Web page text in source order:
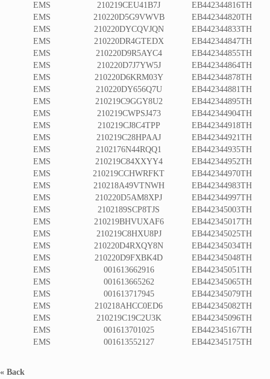
EMS
210219CEU41B7J
EB442344816TH
EMS
210220D5G9VWVB
EB442344820TH
EMS
210220DYCQVJQN
EB442344833TH
EMS
210220DR4GTEDX
EB442344847TH
EMS
210220D9R5AYC4
EB442344855TH
EMS
210220D7J7YW5J
EB442344864TH
EMS
210220D6KRM03Y
EB442344878TH
EMS
210220DY656Q7U
EB442344881TH
EMS
210219C9GGY8U2
EB442344895TH
EMS
210219CWPSJ473
EB442344904TH
EMS
210219CJ8C4TPP
EB442344918TH
EMS
210219C28HPAAJ
EB442344921TH
EMS
2102176N44RQQ1
EB442344935TH
EMS
210219C84XXYY4
EB442344952TH
EMS
210219CCHWRFKT
EB442344970TH
EMS
210218A49VTNWH
EB442344983TH
EMS
210220D5AM8XPJ
EB442344997TH
EMS
2102189SCP8TJS
EB442345003TH
EMS
210219BHVUXAF6
EB442345017TH
EMS
210219C8HXU8PJ
EB442345025TH
EMS
210220D4RXQY8N
EB442345034TH
EMS
210220D9FXBK4D
EB442345048TH
EMS
001613662916
EB442345051TH
EMS
001613665262
EB442345065TH
EMS
001613717945
EB442345079TH
EMS
210218AHCC0ED6
EB442345082TH
EMS
210219C19C2U3K
EB442345096TH
EMS
001613701025
EB442345167TH
EMS
001613552127 EB442345175TH
« Back